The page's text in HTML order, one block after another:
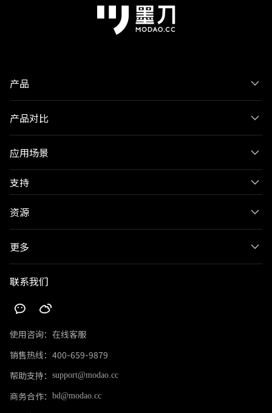
产品
产品对比
应用场景
支持
资源
更多
联系我们
使用咨询： 在线客服
销售热线： 400-659-9879
帮助支持：
support@modao.cc
商务合作： bd@modao.cc